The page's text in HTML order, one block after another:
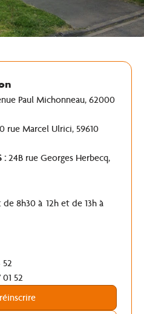
Paul Michonneau, 62000
rue Marcel Ulrici, 59610
: 24B rue Georges Herbecq,
8h30 à 12h et de 13h à
52
01 52